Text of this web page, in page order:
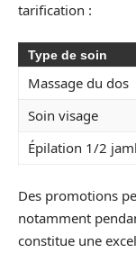
tarification :
Type de soin
Massage du dos
Soin visage
Épilation 1/2
Des promotions
notamment
constitue une